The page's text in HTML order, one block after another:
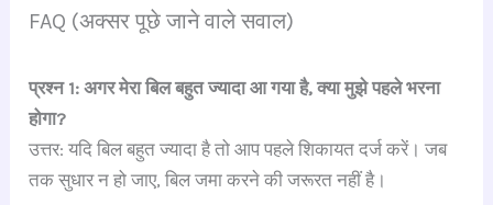
FAQ (अक्सर पूछे जाने वाले सवाल)
प्रश्न 1: अगर मेरा बिल बहुत ज्यादा आ गया है, क्या मुझे पहले भरना
होगा?
उत्तर: यदि बिल बहुत ज्यादा है तो आप पहले शिकायत दर्ज करें। जब
तक सुधार न हो जाए, बिल जमा करने की जरूरत नहीं है।